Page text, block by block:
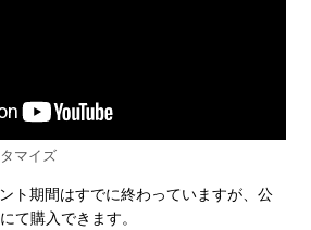
マイズ
ト期間はすでに終わっていますが、公
て購入できます。